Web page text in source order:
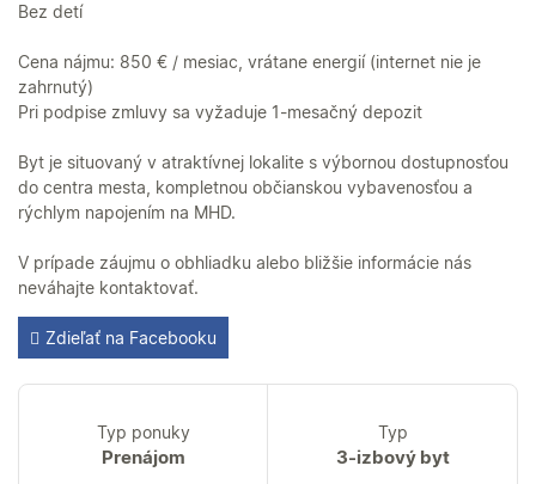
Bez detí
Cena nájmu: 850 € / mesiac, vrátane energií (internet nie je
zahrnutý)
Pri podpise zmluvy sa vyžaduje 1-mesačný depozit
Byt je situovaný v atraktívnej lokalite s výbornou dostupnosťou
do centra mesta, kompletnou občianskou vybavenosťou a
rýchlym napojením na MHD.
V prípade záujmu o obhliadku alebo bližšie informácie nás
neváhajte kontaktovať.
Zdieľať na Facebooku
Typ ponuky
Prenájom
Typ
3-izbový byt